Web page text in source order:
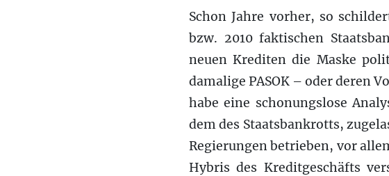
Schon Jahre vorher, so
bzw. 2010 faktischen
neuen Krediten die Maske
damalige PASOK – oder deren
habe eine schonungslose
dem des Staatsbankrotts,
Regierungen betrieben, vor
Hybris des Kreditgeschäfts